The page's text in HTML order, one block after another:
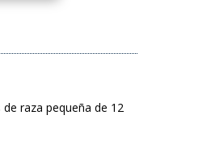
raza pequeña de 12